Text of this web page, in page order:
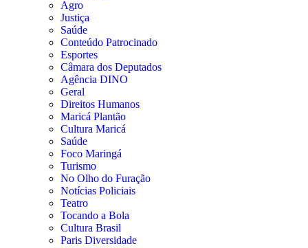
Agro
Justiça
Saúde
Conteúdo Patrocinado
Esportes
Câmara dos Deputados
Agência DINO
Geral
Direitos Humanos
Maricá Plantão
Cultura Maricá
Saúde
Foco Maringá
Turismo
No Olho do Furação
Notícias Policiais
Teatro
Tocando a Bola
Cultura Brasil
Paris Diversidade